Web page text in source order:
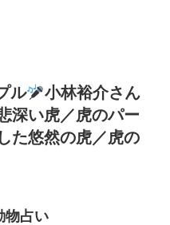
ル
小林裕介さん
深い虎／虎のパー
た悠然の虎／虎の
物占い